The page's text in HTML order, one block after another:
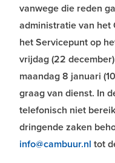
vanwege die reden
administratie van het
het Servicepunt op
vrijdag (22
maandag 8 januari
graag van dienst. In
telefonisch niet
dringende zaken
info@cambuur.nl tot